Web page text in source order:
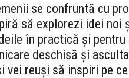
se confruntă cu
să explorezi idei noi
în practică și
deschisă și
vei reuși să inspiri pe